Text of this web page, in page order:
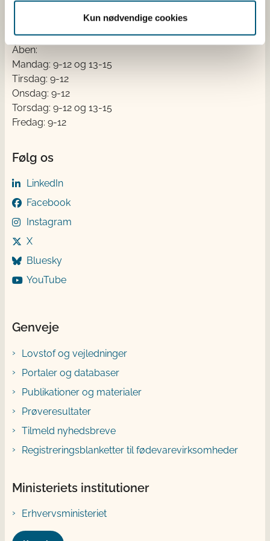
Kun nødvendige cookies
Åben:
Mandag: 9-12 og 13-15
Tirsdag: 9-12
Onsdag: 9-12
Torsdag: 9-12 og 13-15
Fredag: 9-12
Følg os
LinkedIn
Facebook
Instagram
X
Bluesky
YouTube
Genveje
Lovstof og vejledninger
Portaler og databaser
Publikationer og materialer
Prøveresultater
Tilmeld nyhedsbreve
Registreringsblanketter til fødevarevirksomheder
Ministeriets institutioner
Erhvervsministeriet